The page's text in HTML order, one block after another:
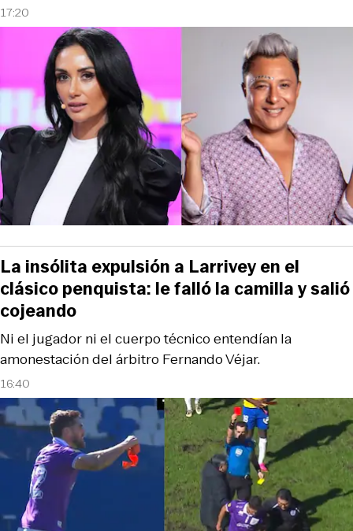
17:20
16:40
Ni el jugador ni el cuerpo técnico entendían la
amonestación del árbitro Fernando Véjar.
La insólita expulsión a Larrivey en el
clásico penquista: le falló la camilla y salió
cojeando